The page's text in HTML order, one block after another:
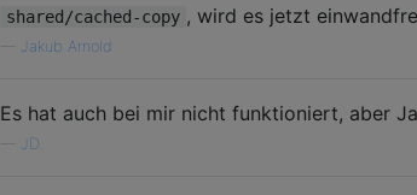
shared/cached-copy , wird es jetzt
Jakub Arnold
Es hat auch bei mir nicht funktioniert, aber
JD.